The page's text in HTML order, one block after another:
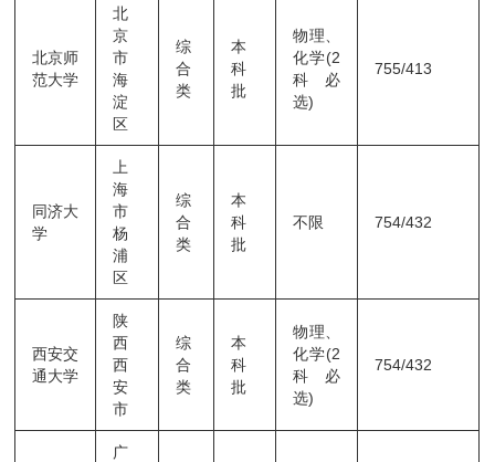
北京师
范大学
北
京
市
海
淀
区
综
合
类
本
科
批
物理、
化学(2
科必
选)
755/413
同济大
学
上
海
市
杨
浦
区
综
合
类
本
科
批
不限 754/432
西安交
通大学
陕
西
西
安
市
综
合
类
本
科
批
物理、
化学(2
科必
选)
754/432
广